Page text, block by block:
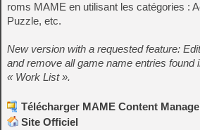
roms MAME en utilisant les catégories :
Puzzle, etc.
New version with a requested feature:
and remove all game name entries found
« Work List ».
Télécharger MAME Content
Site Officiel